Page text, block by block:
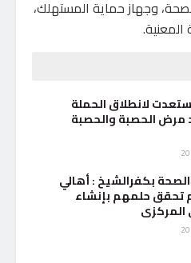
وجهاز حماية المستهلك،
المعنية.
لانطلاق الحملة
مرض الحصبة والحصبة
بكفرالشيخ : أهالي
حلمهم بإنشاء